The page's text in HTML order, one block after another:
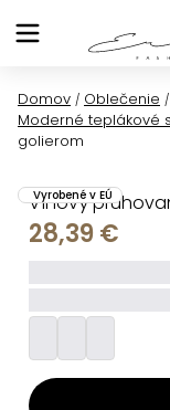
na
Domov / Oblečenie /
Moderné teplákové
golierom
Vínový
Vyrobené v EÚ
28,39 €